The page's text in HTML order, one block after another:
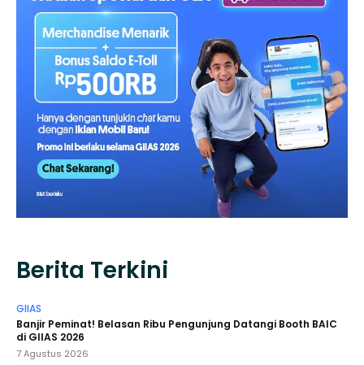
Berita Terkini
GIIAS
Banjir Peminat! Belasan Ribu Pengunjung Datangi Booth BAIC
di GIIAS 2026
7 Agustus 2026